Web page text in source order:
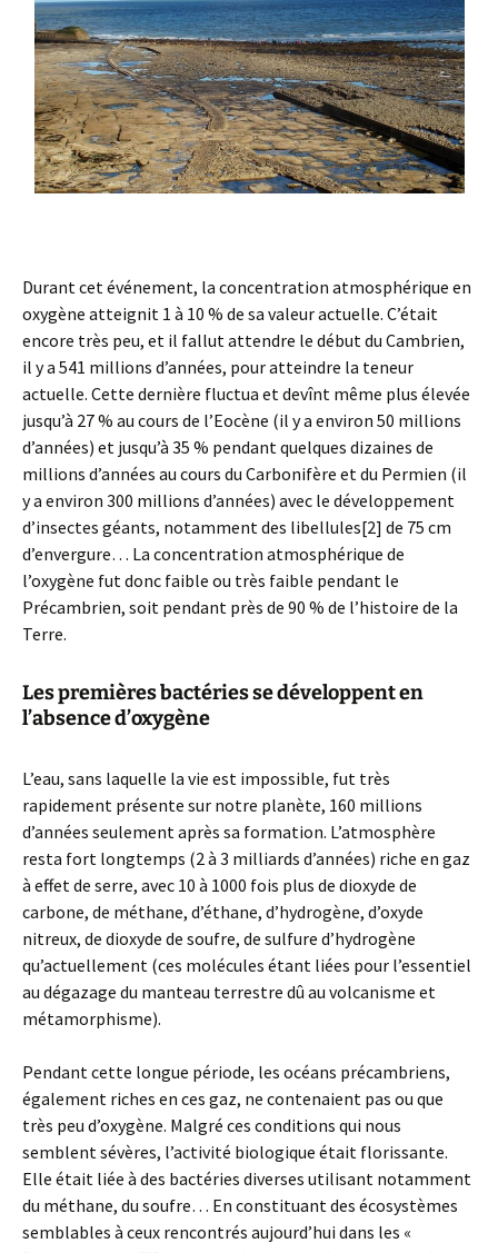
Durant cet événement, la concentration atmosphérique en
oxygène atteignit 1 à 10 % de sa valeur actuelle. C’était
encore très peu, et il fallut attendre le début du Cambrien,
il y a 541 millions d’années, pour atteindre la teneur
actuelle. Cette dernière fluctua et devînt même plus élevée
jusqu’à 27 % au cours de l’Eocène (il y a environ 50 millions
d’années) et jusqu’à 35 % pendant quelques dizaines de
millions d’années au cours du Carbonifère et du Permien (il
y a environ 300 millions d’années) avec le développement
d’insectes géants, notamment des libellules[2] de 75 cm
d’envergure… La concentration atmosphérique de
l’oxygène fut donc faible ou très faible pendant le
Précambrien, soit pendant près de 90 % de l’histoire de la
Terre.
Les premières bactéries se développent en
l’absence d’oxygène
L’eau, sans laquelle la vie est impossible, fut très
rapidement présente sur notre planète, 160 millions
d’années seulement après sa formation. L’atmosphère
resta fort longtemps (2 à 3 milliards d’années) riche en gaz
à effet de serre, avec 10 à 1000 fois plus de dioxyde de
carbone, de méthane, d’éthane, d’hydrogène, d’oxyde
nitreux, de dioxyde de soufre, de sulfure d’hydrogène
qu’actuellement (ces molécules étant liées pour l’essentiel
au dégazage du manteau terrestre dû au volcanisme et
métamorphisme).
Pendant cette longue période, les océans précambriens,
également riches en ces gaz, ne contenaient pas ou que
très peu d’oxygène. Malgré ces conditions qui nous
semblent sévères, l’activité biologique était florissante.
Elle était liée à des bactéries diverses utilisant notamment
du méthane, du soufre… En constituant des écosystèmes
semblables à ceux rencontrés aujourd’hui dans les «